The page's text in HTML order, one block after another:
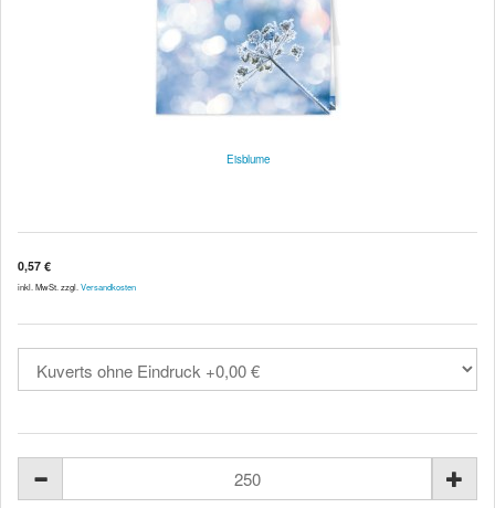
Eisblume
0,57 €
inkl. MwSt. zzgl. Versandkosten